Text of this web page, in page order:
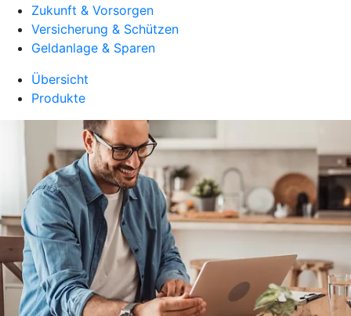
Zukunft & Vorsorgen
Versicherung & Schützen
Geldanlage & Sparen
Übersicht
Produkte